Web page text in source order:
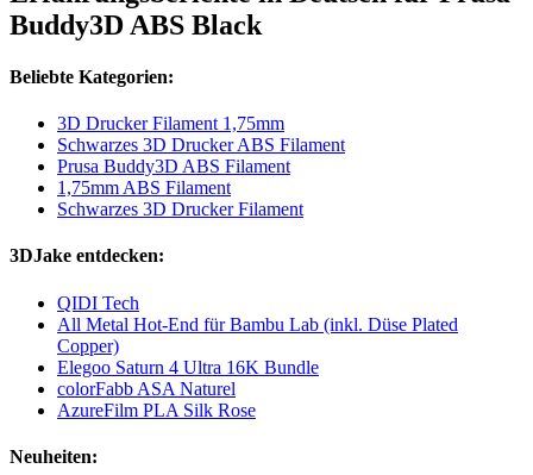
Buddy3D ABS Black
Beliebte Kategorien:
3D Drucker Filament 1,75mm
Schwarzes 3D Drucker ABS Filament
Prusa Buddy3D ABS Filament
1,75mm ABS Filament
Schwarzes 3D Drucker Filament
3DJake entdecken:
QIDI Tech
All Metal Hot-End für Bambu Lab (inkl. Düse Plated
Copper)
Elegoo Saturn 4 Ultra 16K Bundle
colorFabb ASA Naturel
AzureFilm PLA Silk Rose
Neuheiten: